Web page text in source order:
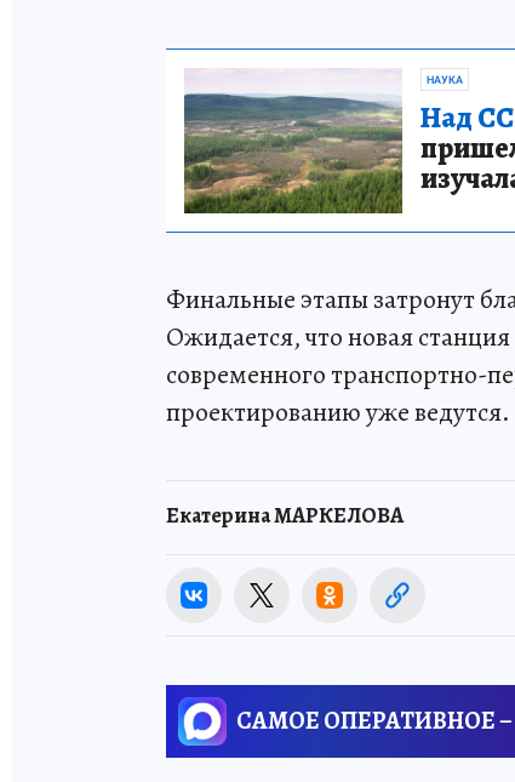
НАУКА
Над
Финальные этапы затронут
Ожидается, что новая
современного транспортно-
проектированию уже ведутся.
Екатерина МАРКЕЛОВА
САМОЕ ОПЕРАТИВНОЕ